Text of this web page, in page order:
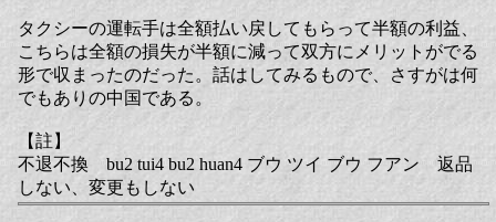
タクシーの運転手は全額払い戻してもらって半額の利益、
こちらは全額の損失が半額に減って双方にメリットがでる
形で収まったのだった。話はしてみるもので、さすがは何
でもありの中国である。
【註】
不退不換 bu2 tui4 bu2 huan4 ブウ ツイ ブウ フアン 返品
しない、変更もしない